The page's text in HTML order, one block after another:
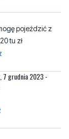
pojeździć z
tu zł
7 grudnia 2023 -